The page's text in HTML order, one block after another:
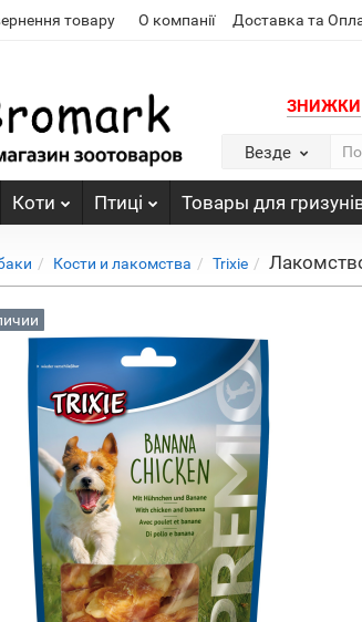
товару О компанії Доставка та
ЗНИЖКИ
Везде
Коти Птиці Товары для
Кости и лакомства Trixie